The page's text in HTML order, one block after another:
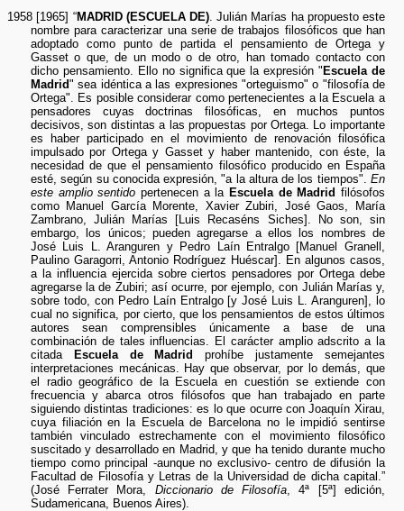
1958 [1965] “MADRID (ESCUELA DE). Julián Marías ha propuesto este
nombre para caracterizar una serie de trabajos filosóficos que han
adoptado como punto de partida el pensamiento de Ortega y
Gasset o que, de un modo o de otro, han tomado contacto con
dicho pensamiento. Ello no significa que la expresión " Escuela de
Madrid" sea idéntica a las expresiones "orteguismo" o "filosofía de
Ortega". Es posible considerar como pertenecientes a la Escuela a
pensadores cuyas doctrinas filosóficas, en muchos puntos
decisivos, son distintas a las propuestas por Ortega. Lo importante
es haber participado en el movimiento de renovación filosófica
impulsado por Ortega y Gasset y haber mantenido, con éste, la
necesidad de que el pensamiento filosófico producido en España
esté, según su conocida expresión, "a la altura de los tiempos". En
este amplio sentido pertenecen a la Escuela de Madrid filósofos
como Manuel García Morente, Xavier Zubiri, José Gaos, María
Zambrano, Julián Marías [Luis Recaséns Siches]. No son, sin
embargo, los únicos; pueden agregarse a ellos los nombres de
José Luis L. Aranguren y Pedro Laín Entralgo [Manuel Granell,
Paulino Garagorri, Antonio Rodríguez Huéscar]. En algunos casos,
a la influencia ejercida sobre ciertos pensadores por Ortega debe
agregarse la de Zubiri; así ocurre, por ejemplo, con Julián Marías y,
sobre todo, con Pedro Laín Entralgo [y José Luis L. Aranguren], lo
cual no significa, por cierto, que los pensamientos de estos últimos
autores sean comprensibles únicamente a base de una
combinación de tales influencias. El carácter amplio adscrito a la
citada
Escuela de Madrid
prohíbe justamente semejantes
interpretaciones mecánicas. Hay que observar, por lo demás, que
el radio geográfico de la Escuela en cuestión se extiende con
frecuencia y abarca otros filósofos que han trabajado en parte
siguiendo distintas tradiciones: es lo que ocurre con Joaquín Xirau,
cuya filiación en la Escuela de Barcelona no le impidió sentirse
también vinculado estrechamente con el movimiento filosófico
suscitado y desarrollado en Madrid, y que ha tenido durante mucho
tiempo como principal -aunque no exclusivo- centro de difusión la
Facultad de Filosofía y Letras de la Universidad de dicha capital.”
(José Ferrater Mora, Diccionario de Filosofía , 4ª [5ª] edición,
Sudamericana, Buenos Aires).